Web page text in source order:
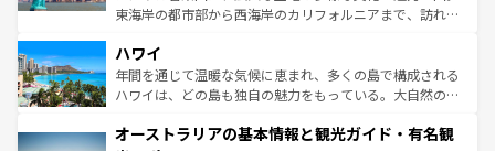
者向けの交通パス提供のサービスもあり、うまく活用すれ
着のスイス情報は
東海岸の都市部から西海岸のカリフォルニアまで、訪れる
のような巨大都市は、観光、ショッピング、エンターテイ
ンメントが詰まった刺激的なスポットだ。一方、アメリカ
西部には大自然が広がり、グランドキャニオンやイエロー
部のニューオーリンズでは、音楽と美食が融合した独特の
ハワイ
年間を通じて温暖な気候に恵まれ、多くの島で構成される
ハワイは、どの島も独自の魅力をもっている。大自然の神
ワイ島は見逃せない。また、定番の観光地といえばオアフ
オーストラリアの基本情報と観光ガイド・有名観